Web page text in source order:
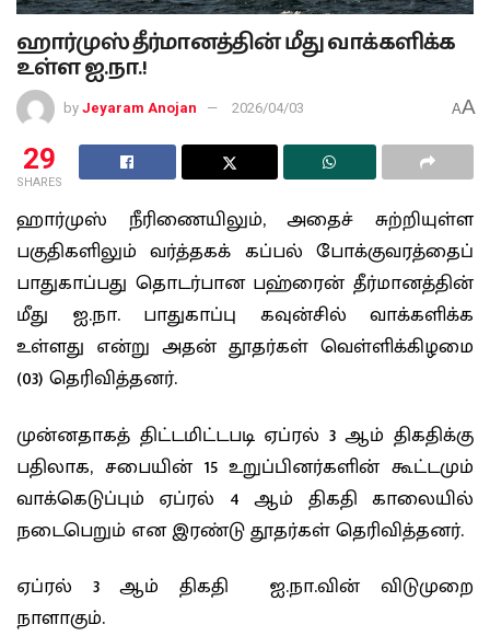
ஹார்முஸ் தீர்மானத்தின் மீது வாக்களிக்க
உள்ள ஐ.நா.!
by Jeyaram Anojan 2026/04/03 AA
29
SHARES
ஹார்முஸ் நீரிணையிலும், அதைச் சுற்றியுள்ள
பகுதிகளிலும் வர்த்தகக் கப்பல் போக்குவரத்தைப்
பாதுகாப்பது தொடர்பான பஹ்ரைன் தீர்மானத்தின்
மீது ஐ.நா. பாதுகாப்பு கவுன்சில் வாக்களிக்க
உள்ளது என்று அதன் தூதர்கள் வெள்ளிக்கிழமை
(03) தெரிவித்தனர்.
முன்னதாகத் திட்டமிட்டபடி ஏப்ரல் 3 ஆம் திகதிக்கு
பதிலாக, சபையின் 15 உறுப்பினர்களின் கூட்டமும்
வாக்கெடுப்பும் ஏப்ரல் 4 ஆம் திகதி காலையில்
நடைபெறும் என இரண்டு தூதர்கள் தெரிவித்தனர்.
ஏப்ரல் 3 ஆம் திகதி ஐ.நா.வின் விடுமுறை
நாளாகும்.